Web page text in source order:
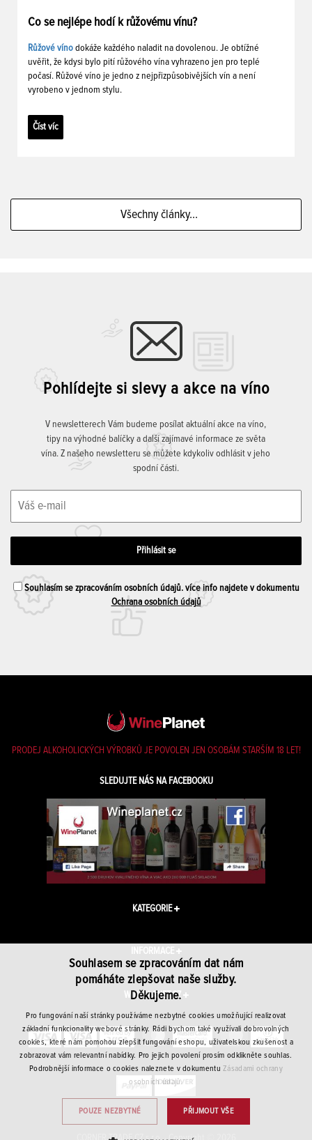
Co se nejlépe hodí k růžovému vínu?
Růžové víno dokáže každého naladit na dovolenou. Je obtížné
uvěřit, že kdysi bylo pití růžového vína vyhrazeno jen pro teplé
počasí. Růžové víno je jedno z nejpřizpůsobivějších vín a není
vyrobeno v jednom stylu.
Číst víc
Všechny články...
Pohlídejte si slevy a akce na víno
V newsletterech Vám budeme posílat aktuální akce na víno,
tipy na výhodné balíčky a další zajímavé informace ze světa
vína. Z našeho newsletteru se můžete kdykoliv odhlásit v jeho
spodní části.
Souhlasím se zpracováním osobních údajů. více info najdete v dokumentu
Ochrana osobních údajů
PRODEJ ALKOHOLICKÝCH VÝROBKŮ JE POVOLEN JEN OSOBÁM STARŠÍM 18 LET!
SLEDUJTE NÁS NA FACEBOOKU
KATEGORIE
INFORMACE
WINEPLANET.CZ
CORNER TRADE CZ s.r.o. · Copyright © 2026
Souhlasem se zpracováním dat nám
pomáháte zlepšovat naše služby.
Děkujeme.
Pro fungování naší stránky používáme nezbytné cookies umožňující realizovat
základní funkcionality webové stránky. Rádi bychom také využívali dobrovolných
cookies, které nám pomohou zlepšit fungování eshopu, uživatelskou zkušenost a
zobrazovat vám relevantní nabídky. Pro jejich povolení prosím odklikněte souhlas.
Podrobnější informace o cookies naleznete v dokumentuZásadami ochrany
osobních údajů.
PŘIJMOUT VŠE
POUZE NEZBYTNÉ